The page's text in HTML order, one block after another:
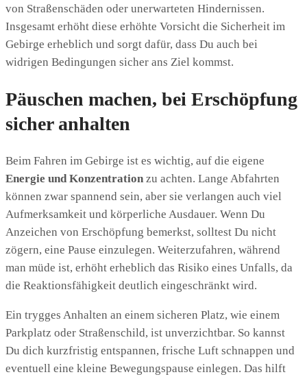
von Straßenschäden oder unerwarteten Hindernissen.
Insgesamt erhöht diese erhöhte Vorsicht die Sicherheit im
Gebirge erheblich und sorgt dafür, dass Du auch bei
widrigen Bedingungen sicher ans Ziel kommst.
Päuschen machen, bei Erschöpfung
sicher anhalten
Beim Fahren im Gebirge ist es wichtig, auf die eigene
Energie und Konzentration zu achten. Lange Abfahrten
können zwar spannend sein, aber sie verlangen auch viel
Aufmerksamkeit und körperliche Ausdauer. Wenn Du
Anzeichen von Erschöpfung bemerkst, solltest Du nicht
zögern, eine Pause einzulegen. Weiterzufahren, während
man müde ist, erhöht erheblich das Risiko eines Unfalls, da
die Reaktionsfähigkeit deutlich eingeschränkt wird.
Ein trygges Anhalten an einem sicheren Platz, wie einem
Parkplatz oder Straßenschild, ist unverzichtbar. So kannst
Du dich kurzfristig entspannen, frische Luft schnappen und
eventuell eine kleine Bewegungspause einlegen. Das hilft